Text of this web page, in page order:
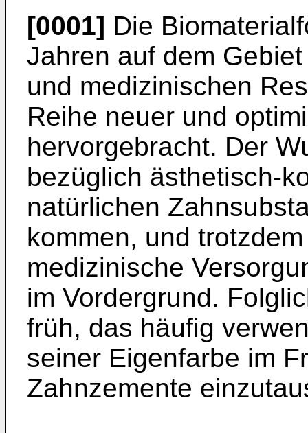
[0001] Die
Jahren auf dem
und medizinischen
Reihe neuer und
hervorgebracht. Der
bezüglich ästhetisch-
natürlichen
kommen, und
medizinische
im Vordergrund.
früh, das häufig
seiner Eigenfarbe im
Zahnzemente